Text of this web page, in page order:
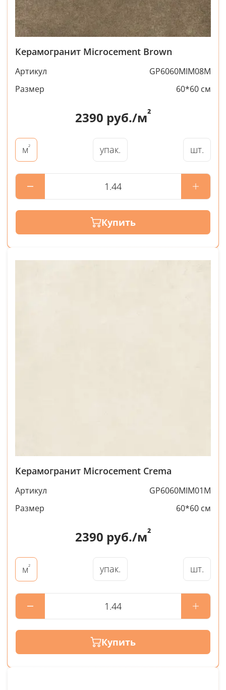
Керамогранит Microcement Brown
Артикул
GP6060MIM08M
Размер
60*60 см
2390 руб./м²
м² упак. шт.
Купить
Керамогранит Microcement Crema
Артикул
GP6060MIM01M
Размер
60*60 см
2390 руб./м²
м² упак. шт.
Купить